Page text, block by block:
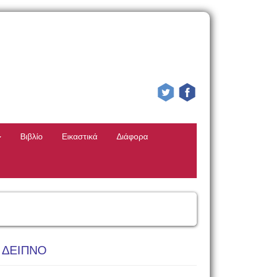
Βιβλίο Εικαστικά Διάφορα
ΔΕΙΠΝΟ